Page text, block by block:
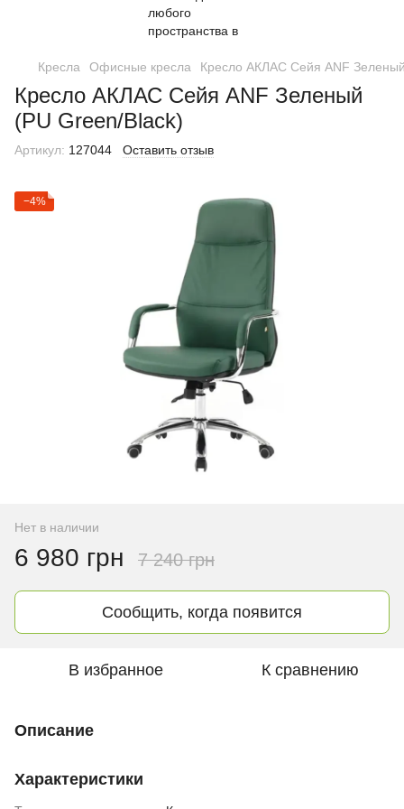
Кресла Офисные кресла Кресло АКЛАС Сейя ANF
Кресло АКЛАС Сейя ANF Зеленый
(PU Green/Black)
Артикул: 127044 Оставить отзыв
−4%
Нет в наличии
6 980 грн 7 240 грн
Сообщить, когда появится
В избранное К сравнению
Описание
Характеристики